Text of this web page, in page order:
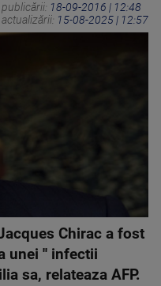
publicării: 18-09-2016 | 12:48
actualizării: 15-08-2025 | 12:57
Chirac a fost
unei '' infectii
sa, relateaza AFP.